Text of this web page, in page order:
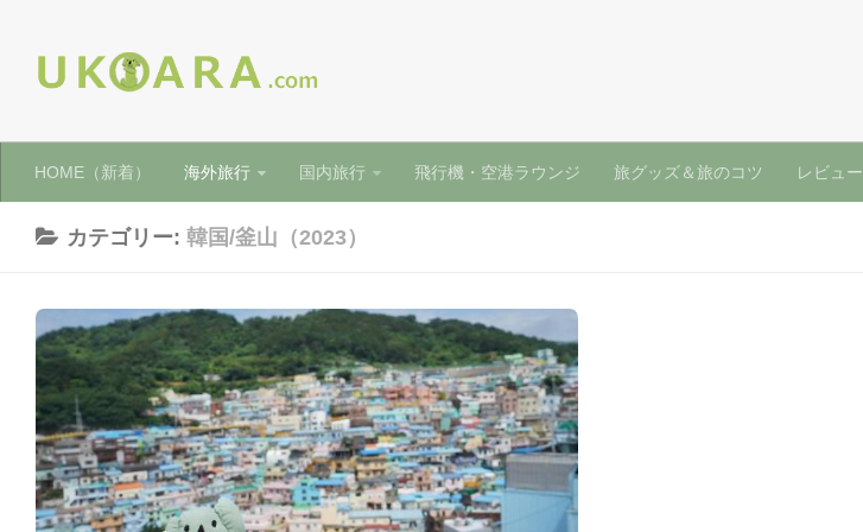
HOME（新着） 海外旅行 国内旅行 飛行機・空港ラウンジ 旅グッズ＆旅のコツ レビュー
カテゴリー:韓国/釜山（2023）